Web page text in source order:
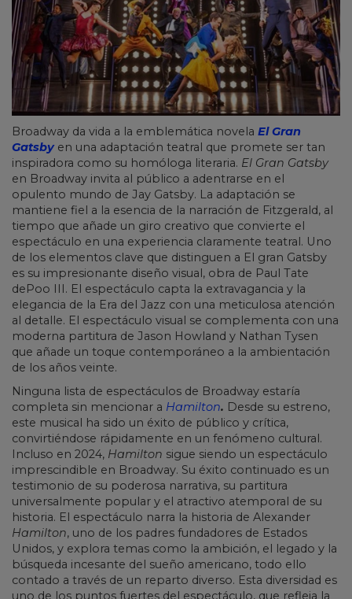
Broadway da vida a la emblemática novela El Gran
Gatsbyen una adaptación teatral que promete ser tan
inspiradora como su homóloga literaria. El Gran Gatsby
en Broadway invita al público a adentrarse en el
opulento mundo de Jay Gatsby. La adaptación se
mantiene fiel a la esencia de la narración de Fitzgerald, al
tiempo que añade un giro creativo que convierte el
espectáculo en una experiencia claramente teatral. Uno
de los elementos clave que distinguen a El gran Gatsby
es su impresionante diseño visual, obra de Paul Tate
dePoo III. El espectáculo capta la extravagancia y la
elegancia de la Era del Jazz con una meticulosa atención
al detalle. El espectáculo visual se complementa con una
moderna partitura de Jason Howland y Nathan Tysen
que añade un toque contemporáneo a la ambientación
de los años veinte.
Ninguna lista de espectáculos de Broadway estaría
completa sin mencionar a Hamilton. Desde su estreno,
este musical ha sido un éxito de público y crítica,
convirtiéndose rápidamente en un fenómeno cultural.
Incluso en 2024, Hamilton sigue siendo un espectáculo
imprescindible en Broadway. Su éxito continuado es un
testimonio de su poderosa narrativa, su partitura
universalmente popular y el atractivo atemporal de su
historia. El espectáculo narra la historia de Alexander
Hamilton, uno de los padres fundadores de Estados
Unidos, y explora temas como la ambición, el legado y la
búsqueda incesante del sueño americano, todo ello
contado a través de un reparto diverso. Esta diversidad es
uno de los puntos fuertes del espectáculo, que refleja la